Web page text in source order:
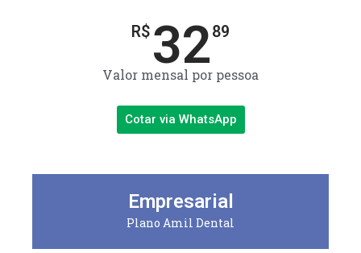
R$ 3289
Valor mensal por pessoa
Cotar via WhatsApp
Empresarial
Plano Amil Dental